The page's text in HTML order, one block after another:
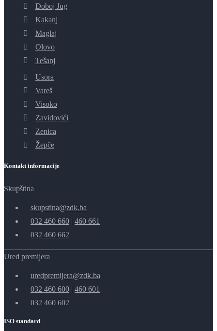
Doboj Jug
Kakanj
Maglaj
Olovo
Tešanj
Usora
Vareš
Visoko
Zavidovići
Zenica
Žepče
Kontakt informacije
Skupština
skupstina@zdk.ba
032 460 660 | 460 661
032 460 662
Ured premijera
uredpremijera@zdk.ba
032 460 600 | 460 601
032 460 602
ISO standard